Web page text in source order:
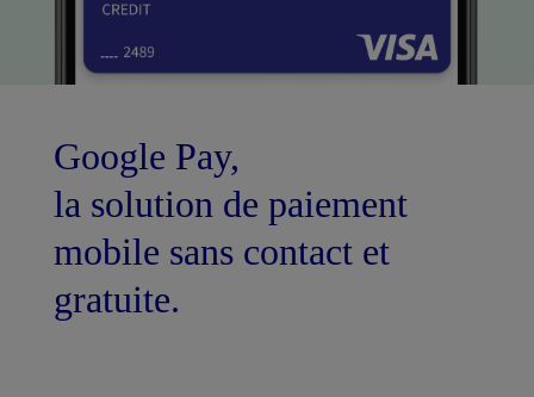
Google Pay,
la solution de paiement
mobile sans contact et
gratuite.